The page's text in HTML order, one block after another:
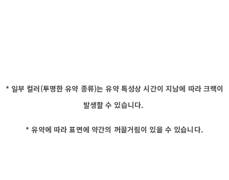
* 일부 컬러(투명한 유약 종류)는 유약 특성상 시간이 지남에 따라 크랙이
발생할 수 있습니다.
* 유약에 따라 표면에 약간의 꺼끌거림이 있을 수 있습니다.